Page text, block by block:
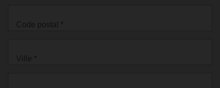
Code postal *
Ville *